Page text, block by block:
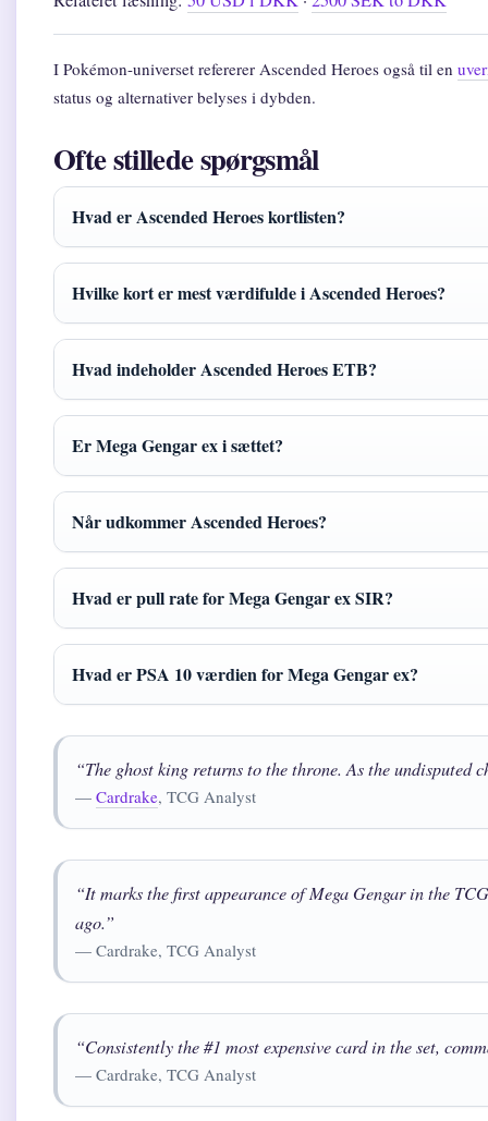
I Pokémon-universet refererer Ascended Heroes også til en
status og alternativer belyses i dybden.
Ofte stillede spørgsmål
Hvad er Ascended Heroes kortlisten?
Hvilke kort er mest værdifulde i Ascended Heroes?
Hvad indeholder Ascended Heroes ETB?
Er Mega Gengar ex i sættet?
Når udkommer Ascended Heroes?
Hvad er pull rate for Mega Gengar ex SIR?
Hvad er PSA 10 værdien for Mega Gengar ex?
“The ghost king returns to the throne. As the undisputed
— Cardrake, TCG Analyst
“It marks the first appearance of Mega Gengar in the
ago.”
— Cardrake, TCG Analyst
“Consistently the #1 most expensive card in the set,
— Cardrake, TCG Analyst